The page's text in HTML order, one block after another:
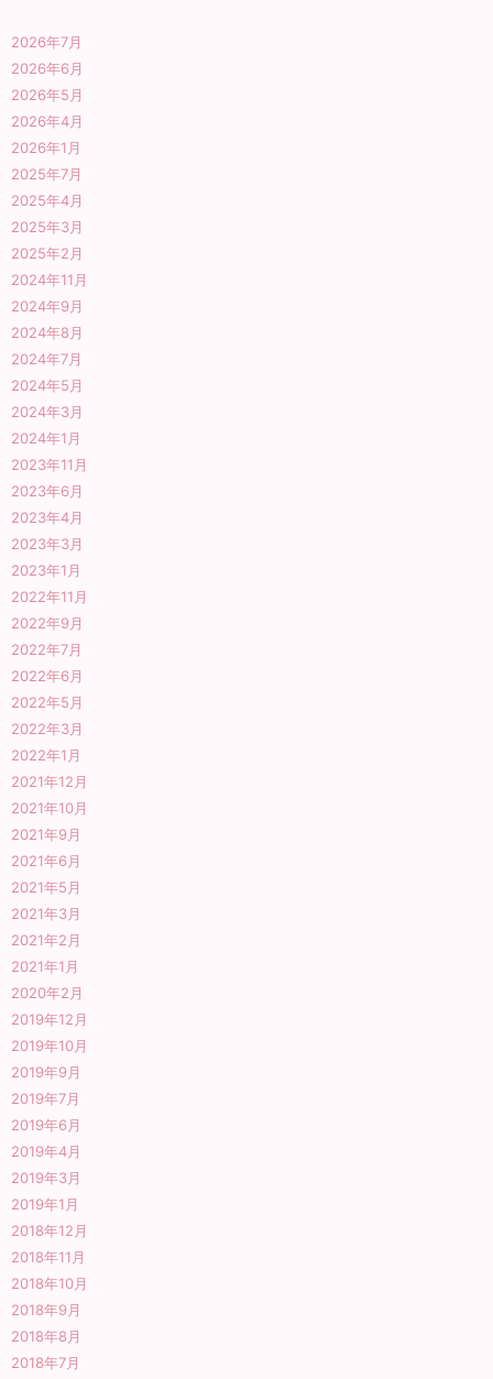
2026年7月
2026年6月
2026年5月
2026年4月
2026年1月
2025年7月
2025年4月
2025年3月
2025年2月
2024年11月
2024年9月
2024年8月
2024年7月
2024年5月
2024年3月
2024年1月
2023年11月
2023年6月
2023年4月
2023年3月
2023年1月
2022年11月
2022年9月
2022年7月
2022年6月
2022年5月
2022年3月
2022年1月
2021年12月
2021年10月
2021年9月
2021年6月
2021年5月
2021年3月
2021年2月
2021年1月
2020年2月
2019年12月
2019年10月
2019年9月
2019年7月
2019年6月
2019年4月
2019年3月
2019年1月
2018年12月
2018年11月
2018年10月
2018年9月
2018年8月
2018年7月